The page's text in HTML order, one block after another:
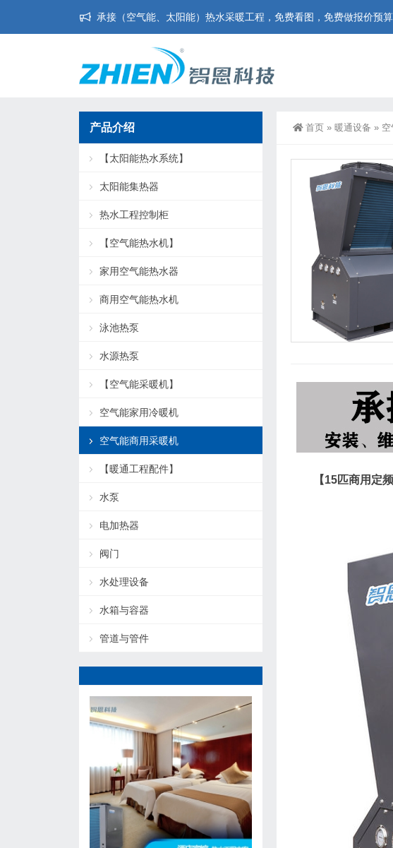
承接（空气能、太阳能）热水采暖工程，免费看图，免费做报价预
首页 » 暖通设备 »
【15匹商用定
产品介绍
【太阳能热水系统】
太阳能集热器
热水工程控制柜
【空气能热水机】
家用空气能热水器
商用空气能热水机
泳池热泵
水源热泵
【空气能采暖机】
空气能家用冷暖机
空气能商用采暖机
【暖通工程配件】
水泵
电加热器
阀门
水处理设备
水箱与容器
管道与管件